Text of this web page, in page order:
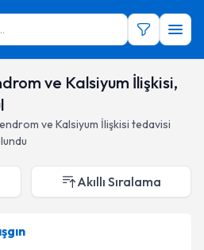
ve Kalsiyum İlişkisi,
ve Kalsiyum İlişkisi tedavisi
Akıllı Sıralama